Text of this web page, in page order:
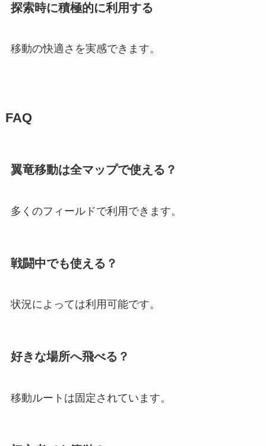
探索時に積極的に利用する
移動の快適さを実感できます。
FAQ
翼竜移動は全マップで使える？
多くのフィールドで利用できます。
戦闘中でも使える？
状況によっては利用可能です。
好きな場所へ飛べる？
移動ルートは固定されています。